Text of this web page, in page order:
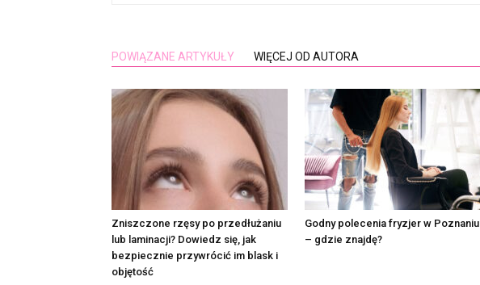
POWIĄZANE ARTYKUŁY WIĘCEJ OD AUTORA
Zniszczone rzęsy po przedłużaniu
lub laminacji? Dowiedz się, jak
bezpiecznie przywrócić im blask i
objętość
Godny polecenia fryzjer w Poznaniu
– gdzie znajdę?